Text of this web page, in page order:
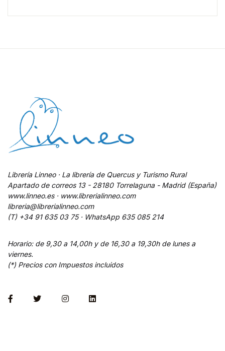
Librería Linneo · La librería de Quercus y Turismo Rural
Apartado de correos 13 - 28180 Torrelaguna - Madrid (España)
www.linneo.es · www.librerialinneo.com
libreria@librerialinneo.com
(T) +34 91 635 03 75 · WhatsApp 635 085 214
Horario: de 9,30 a 14,00h y de 16,30 a 19,30h de lunes a
viernes.
(*) Precios con Impuestos incluidos